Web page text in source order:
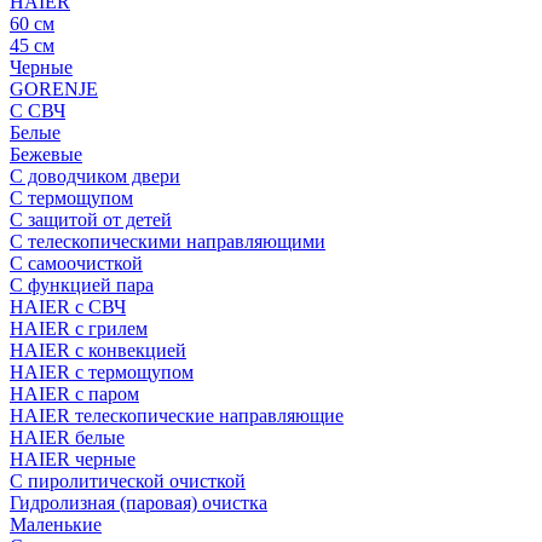
60 см
45 см
Черные
GORENJE
С СВЧ
Белые
Бежевые
С доводчиком двери
С термощупом
С защитой от детей
С телескопическими направляющими
С самоочисткой
С функцией пара
HAIER с СВЧ
HAIER с грилем
HAIER с конвекцией
HAIER с термощупом
HAIER с паром
HAIER телескопические направляющие
HAIER белые
HAIER черные
С пиролитической очисткой
Гидролизная (паровая) очистка
Маленькие